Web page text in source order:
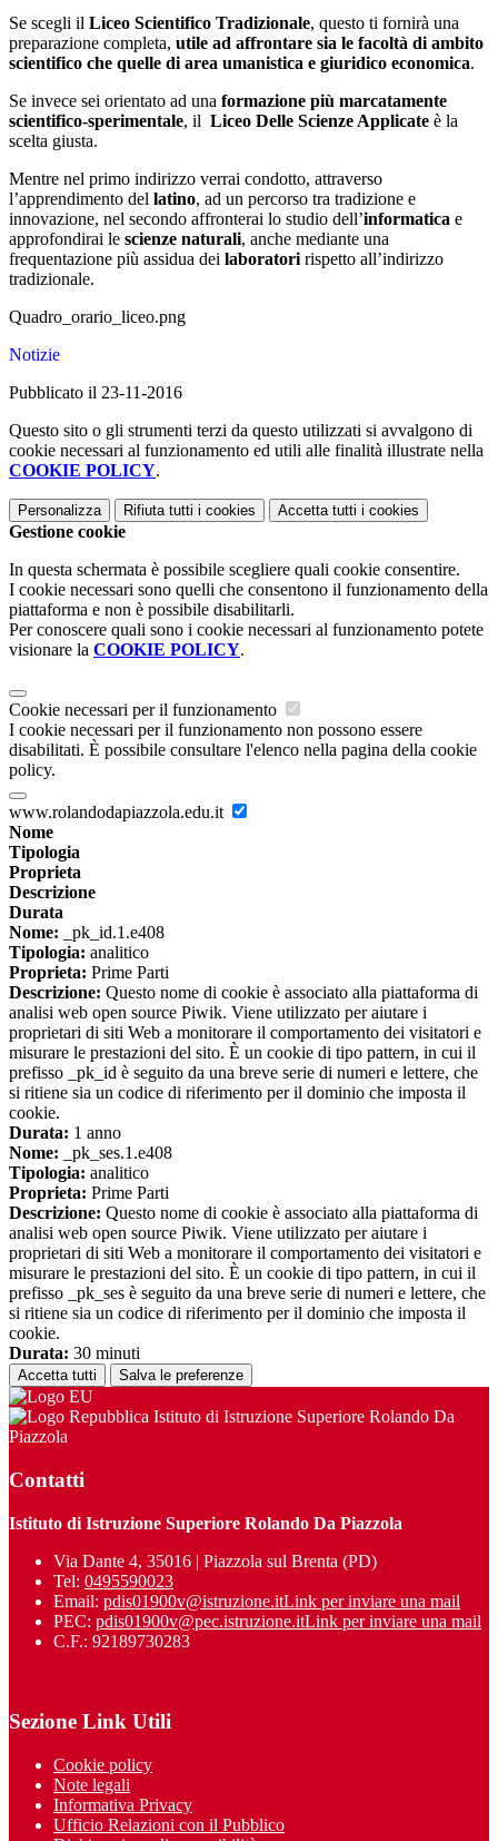
Se scegli il Liceo Scientifico Tradizionale, questo ti fornirà una
preparazione completa, utile ad affrontare sia le facoltà di ambito
scientifico che quelle di area umanistica e giuridico economica.
Se invece sei orientato ad una formazione più marcatamente
scientifico-sperimentale, il Liceo Delle Scienze Applicate è la
scelta giusta.
Mentre nel primo indirizzo verrai condotto, attraverso
l’apprendimento del latino, ad un percorso tra tradizione e
innovazione, nel secondo affronterai lo studio dell’informatica e
approfondirai le scienze naturali, anche mediante una
frequentazione più assidua dei laboratori rispetto all’indirizzo
tradizionale.
Quadro_orario_liceo.png
Notizie
Pubblicato il 23-11-2016
Questo sito o gli strumenti terzi da questo utilizzati si avvalgono di
cookie necessari al funzionamento ed utili alle finalità illustrate nella
COOKIE POLICY.
Personalizza Rifiuta tutti i cookies Accetta tutti i cookies
Gestione cookie
In questa schermata è possibile scegliere quali cookie consentire.
I cookie necessari sono quelli che consentono il funzionamento della
piattaforma e non è possibile disabilitarli.
Per conoscere quali sono i cookie necessari al funzionamento potete
visionare la COOKIE POLICY.
Cookie necessari per il funzionamento
I cookie necessari per il funzionamento non possono essere
disabilitati. È possibile consultare l'elenco nella pagina della cookie
policy.
www.rolandodapiazzola.edu.it
Nome
Tipologia
Proprieta
Descrizione
Durata
Nome: _pk_id.1.e408
Tipologia: analitico
Proprieta: Prime Parti
Descrizione: Questo nome di cookie è associato alla piattaforma di
analisi web open source Piwik. Viene utilizzato per aiutare i
proprietari di siti Web a monitorare il comportamento dei visitatori e
misurare le prestazioni del sito. È un cookie di tipo pattern, in cui il
prefisso _pk_id è seguito da una breve serie di numeri e lettere, che
si ritiene sia un codice di riferimento per il dominio che imposta il
cookie.
Durata: 1 anno
Nome: _pk_ses.1.e408
Tipologia: analitico
Proprieta: Prime Parti
Descrizione: Questo nome di cookie è associato alla piattaforma di
analisi web open source Piwik. Viene utilizzato per aiutare i
proprietari di siti Web a monitorare il comportamento dei visitatori e
misurare le prestazioni del sito. È un cookie di tipo pattern, in cui il
prefisso _pk_ses è seguito da una breve serie di numeri e lettere, che
si ritiene sia un codice di riferimento per il dominio che imposta il
cookie.
Durata: 30 minuti
Accetta tutti Salva le preferenze
Istituto di Istruzione Superiore Rolando Da
Piazzola
Contatti
Istituto di Istruzione Superiore Rolando Da Piazzola
Via Dante 4, 35016 | Piazzola sul Brenta (PD)
Tel: 0495590023
Email: pdis01900v@istruzione.itLink per inviare una mail
PEC: pdis01900v@pec.istruzione.itLink per inviare una mail
C.F.: 92189730283
Sezione Link Utili
Cookie policy
Note legali
Informativa Privacy
Ufficio Relazioni con il Pubblico